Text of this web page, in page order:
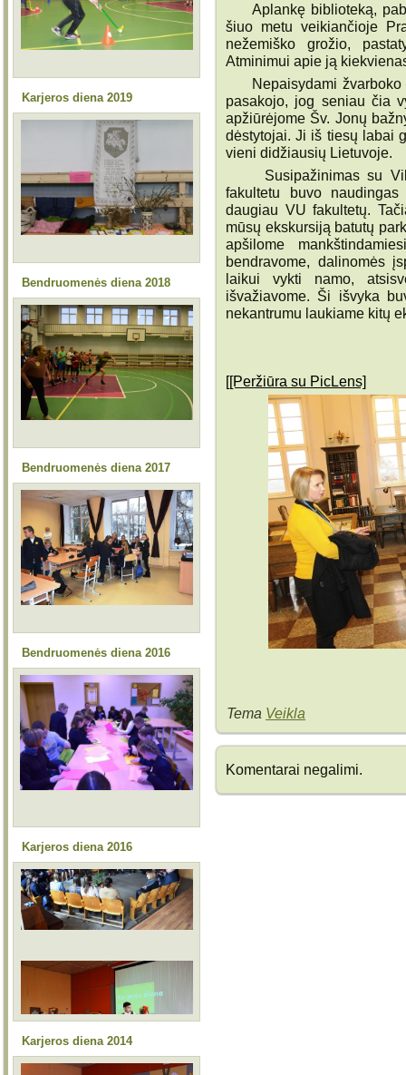
Karjeros diena 2019
Bendruomenės diena 2018
Bendruomenės diena 2017
Bendruomenės diena 2016
Karjeros diena 2016
Karjeros diena 2014
Aplankę biblioteką,
šiuo metu veikiančioje
nežemiško grožio,
Atminimui apie ją
Nepaisydami žvarboko
pasakojo, jog seniau čia
apžiūrėjome Šv. Jonų
dėstytojai. Ji iš tiesų labai
vieni didžiausių Lietuvoje.
Susipažinimas su
fakultetu buvo
daugiau VU fakultetų.
mūsų ekskursiją batutų
apšilome
bendravome, dalinomės
laikui vykti namo,
išvažiavome. Ši išvyka
nekantrumu laukiame kitų
[[Peržiūra su PicLens]
Tema Veikla
Komentarai negalimi.